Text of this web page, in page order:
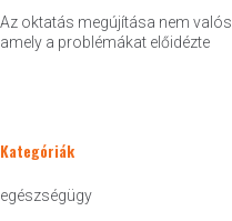
Az oktatás megújítása nem
amely a problémákat előidézte
Kategóriák
egészségügy